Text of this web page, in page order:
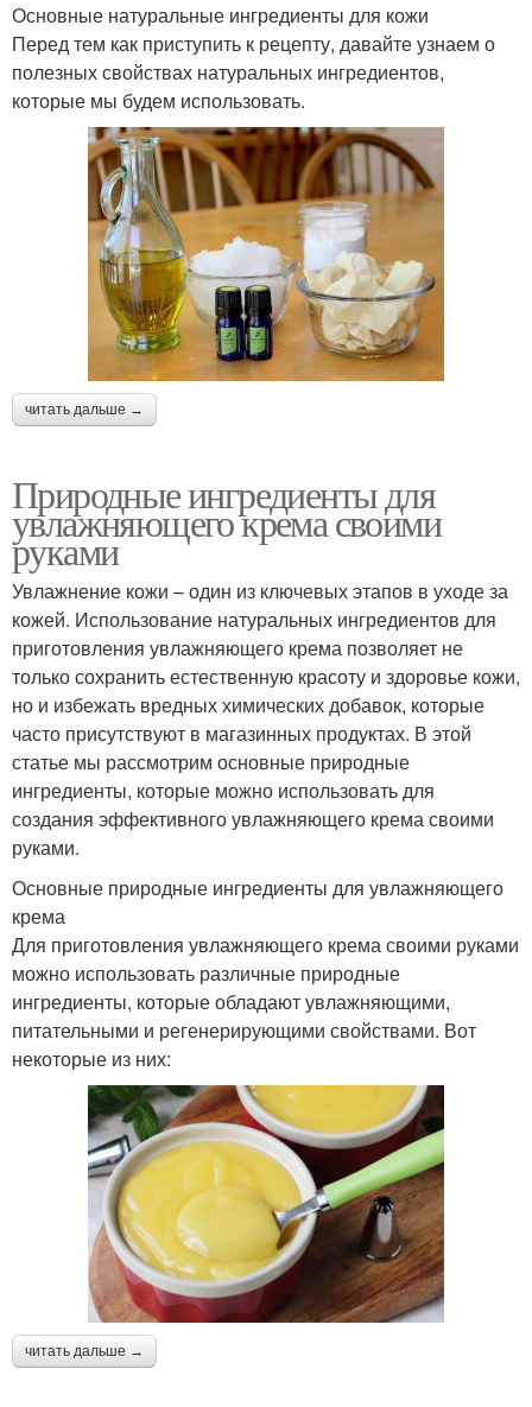
Основные натуральные ингредиенты для кожи
Перед тем как приступить к рецепту, давайте узнаем о
полезных свойствах натуральных ингредиентов,
которые мы будем использовать.
читать дальше →
Природные ингредиенты для
увлажняющего крема своими
руками
Увлажнение кожи – один из ключевых этапов в уходе за
кожей. Использование натуральных ингредиентов для
приготовления увлажняющего крема позволяет не
только сохранить естественную красоту и здоровье кожи,
но и избежать вредных химических добавок, которые
часто присутствуют в магазинных продуктах. В этой
статье мы рассмотрим основные природные
ингредиенты, которые можно использовать для
создания эффективного увлажняющего крема своими
руками.
Основные природные ингредиенты для увлажняющего
крема
Для приготовления увлажняющего крема своими руками
можно использовать различные природные
ингредиенты, которые обладают увлажняющими,
питательными и регенерирующими свойствами. Вот
некоторые из них:
читать дальше →